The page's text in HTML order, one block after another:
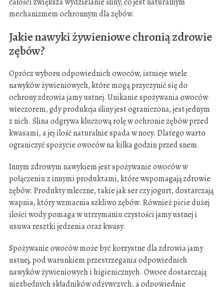
mechanizmem ochronnym dla zębów.
Jakie nawyki żywieniowe chronią zdrowie
zębów?
Oprócz wyboru odpowiednich owoców, istnieje wiele
nawyków żywieniowych, które mogą przyczynić się do
ochrony zdrowia jamy ustnej. Unikanie spożywania owoców
wieczorem, gdy produkcja śliny jest ograniczona, jest jednym
z nich. Ślina odgrywa kluczową rolę w ochronie zębów przed
kwasami, a jej ilość naturalnie spada w nocy. Dlatego warto
ograniczyć spożycie owoców na kilka godzin przed snem.
Innym zdrowym nawykiem jest spożywanie owoców w
połączeniu z innymi produktami, które wspomagają zdrowie
zębów. Produkty mleczne, takie jak ser czy jogurt, dostarczają
wapnia, który wzmacnia szkliwo zębów. Również picie dużej
ilości wody pomaga w utrzymaniu czystości jamy ustnej i
usuwa resztki jedzenia oraz kwasy.
Spożywanie owoców może być korzystne dla zdrowia jamy
ustnej, pod warunkiem przestrzegania odpowiednich
nawyków żywieniowych i higienicznych. Owoce dostarczają
niezbędnych składników odżywczych, a odpowiednie